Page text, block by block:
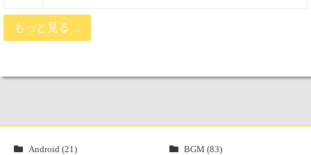
もっと見る ...
Android (21) BGM (83)